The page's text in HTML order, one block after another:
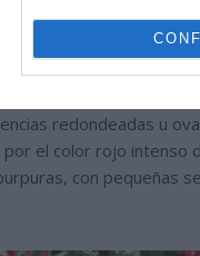
son tubulares y
redondeadas u
el color rojo
con pequeñas